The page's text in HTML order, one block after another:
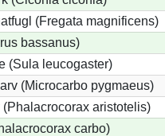
(Fregata magnificens)
bassanus)
(Sula leucogaster)
(Microcarbo pygmaeus)
(Phalacrocorax aristotelis)
carbo)